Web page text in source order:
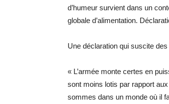
d’humeur survient dans un
globale d’alimentation.
Une déclaration qui suscite
« L’armée monte certes en
sont moins lotis par rapport
sommes dans un monde où il